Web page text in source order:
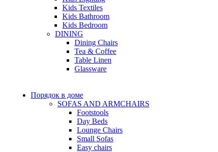
Kids Textiles
Kids Bathroom
Kids Bedroom
DINING
Dining Chairs
Tea & Coffee
Table Linen
Glassware
Порядок в доме
SOFAS AND ARMCHAIRS
Footstools
Day Beds
Lounge Chairs
Small Sofas
Easy chairs